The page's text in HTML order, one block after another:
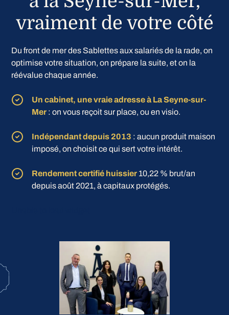
vraiment de votre côté
Du front de mer des Sablettes aux salariés de la rade, on
optimise votre situation, on prépare la suite, et on la
réévalue chaque année.
Un cabinet, une vraie adresse à La Seyne-sur-
Mer : on vous reçoit sur place, ou en visio.
Indépendant depuis 2013 : aucun produit maison
imposé, on choisit ce qui sert votre intérêt.
Rendement certifié huissier 10,22 % brut/an
depuis août 2021, à capitaux protégés.